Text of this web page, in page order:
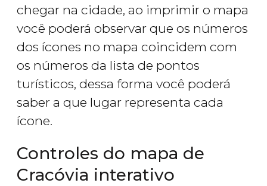
chegar na cidade, ao imprimir o mapa
você poderá observar que os números
dos ícones no mapa coincidem com
os números da lista de pontos
turísticos, dessa forma você poderá
saber a que lugar representa cada
ícone.
Controles do mapa de
Cracóvia interativo